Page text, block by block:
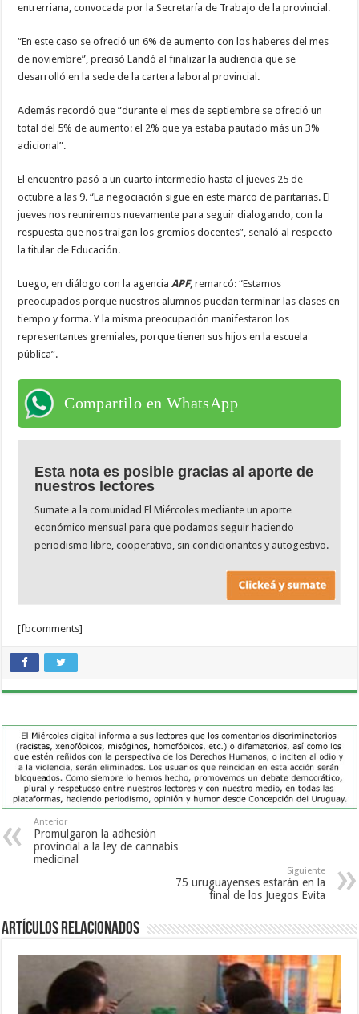
entrerriana, convocada por la Secretaría de Trabajo de la provincial.
“En este caso se ofreció un 6% de aumento con los haberes del mes
de noviembre”, precisó Landó al finalizar la audiencia que se
desarrolló en la sede de la cartera laboral provincial.
Además recordó que “durante el mes de septiembre se ofreció un
total del 5% de aumento: el 2% que ya estaba pautado más un 3%
adicional”.
El encuentro pasó a un cuarto intermedio hasta el jueves 25 de
octubre a las 9. “La negociación sigue en este marco de paritarias. El
jueves nos reuniremos nuevamente para seguir dialogando, con la
respuesta que nos traigan los gremios docentes”, señaló al respecto
la titular de Educación.
Luego, en diálogo con la agencia APF, remarcó: “Estamos
preocupados porque nuestros alumnos puedan terminar las clases en
tiempo y forma. Y la misma preocupación manifestaron los
representantes gremiales, porque tienen sus hijos en la escuela
pública”.
Compartilo en WhatsApp
Esta nota es posible gracias al aporte de
nuestros lectores
Sumate a la comunidad El Miércoles mediante un aporte
económico mensual para que podamos seguir haciendo
periodismo libre, cooperativo, sin condicionantes y autogestivo.
[fbcomments]
Anterior
Promulgaron la adhesión
provincial a la ley de cannabis
medicinal
Siguiente
75 uruguayenses estarán en la
final de los Juegos Evita
Artículos Relacionados